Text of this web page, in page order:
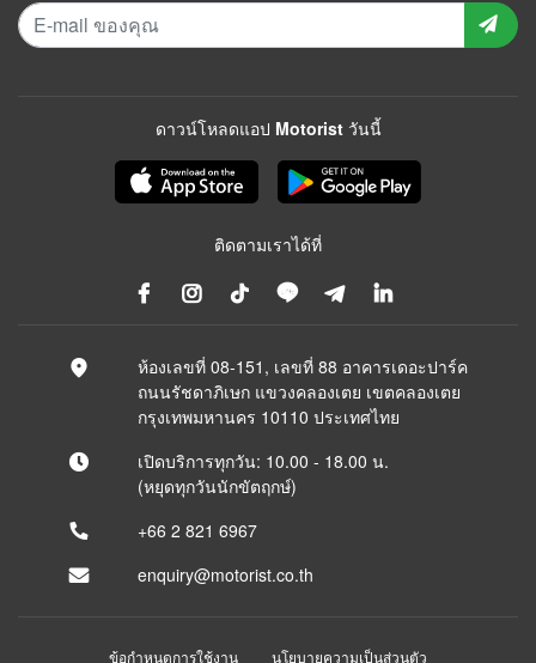
ดาวน์โหลดแอป Motorist วันนี้
ติดตามเราได้ที่
ห้องเลขที่ 08-151, เลขที่ 88 อาคารเดอะปาร์ค
ถนนรัชดาภิเษก แขวงคลองเตย เขตคลองเตย
กรุงเทพมหานคร 10110 ประเทศไทย
เปิดบริการทุกวัน: 10.00 - 18.00 น.
(หยุดทุกวันนักขัตฤกษ์)
+66 2 821 6967
enquiry@motorist.co.th
ข้อกำหนดการใช้งาน นโยบายความเป็นส่วนตัว